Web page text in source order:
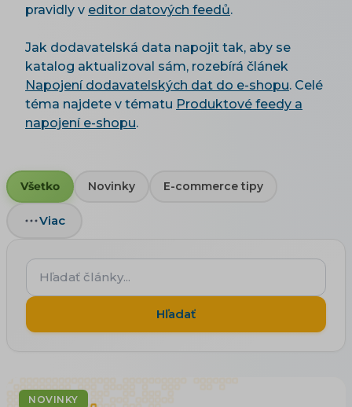
pravidly v editor datových feedů.
Jak dodavatelská data napojit tak, aby se
katalog aktualizoval sám, rozebírá článek
Napojení dodavatelských dat do e-shopu. Celé
téma najdete v tématu Produktové feedy a
napojení e-shopu.
Všetko Novinky E-commerce tipy
Viac
Hľadať
články...
Hľadať
NOVINKY